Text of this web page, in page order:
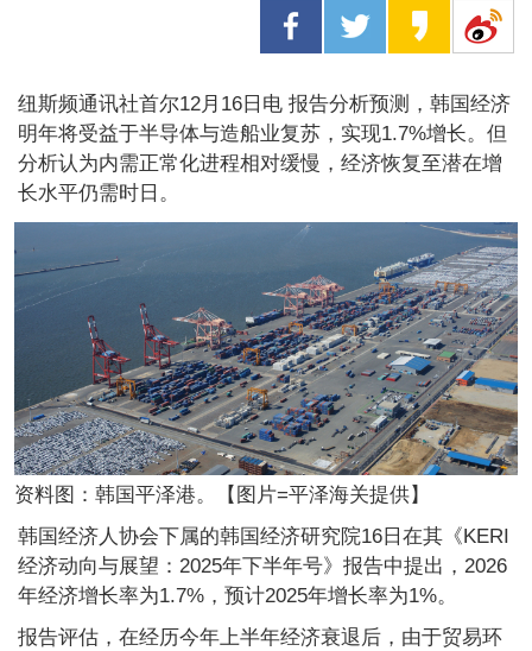
纽斯频通讯社首尔12月16日电 报告分析预测，韩国经济
明年将受益于半导体与造船业复苏，实现1.7%增长。但
分析认为内需正常化进程相对缓慢，经济恢复至潜在增
长水平仍需时日。
资料图：韩国平泽港。【图片=平泽海关提供】
韩国经济人协会下属的韩国经济研究院16日在其《KERI
经济动向与展望：2025年下半年号》报告中提出，2026
年经济增长率为1.7%，预计2025年增长率为1%。
报告评估，在经历今年上半年经济衰退后，由于贸易环